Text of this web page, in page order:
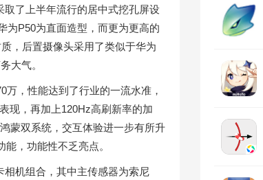
了上半年流行的居中式挖孔屏设
为P50为直面造型，而更为更高的
，后置摄像头采用了类似于华为
大气。
，性能达到了行业的一流水准，
现，再加上120Hz高刷新率的加
蒙双系统，交互体验进一步有所升
，功能性不乏亮点。
机组合，其中主传感器为索尼